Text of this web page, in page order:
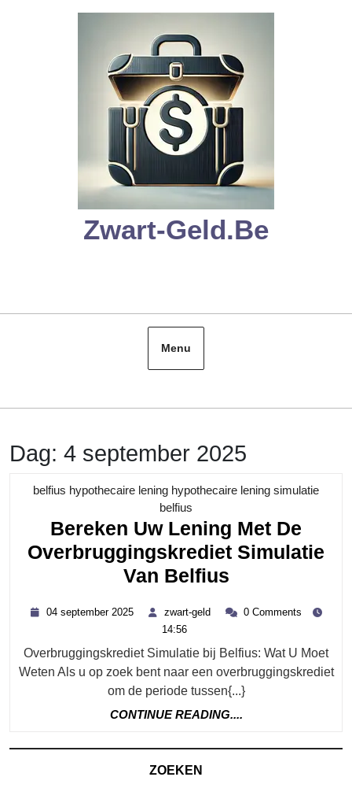
Zwart-Geld.be
Menu
Dag: 4 september 2025
belfius hypothecaire lening hypothecaire lening simulatie
belfius
Bereken Uw Lening Met De
Overbruggingskrediet Simulatie
Van BelfiusBereken
Lening
Met
De
Simulatie
04 september 2025
september
zwart-geld
zwart- 0 Comments
14:56
Overbruggingskrediet Simulatie bij Belfius: Wat U Moet
Weten Als u op zoek bent naar een overbruggingskrediet
om de periode tussen{...}
CONTINUE READING....
ZOEKEN